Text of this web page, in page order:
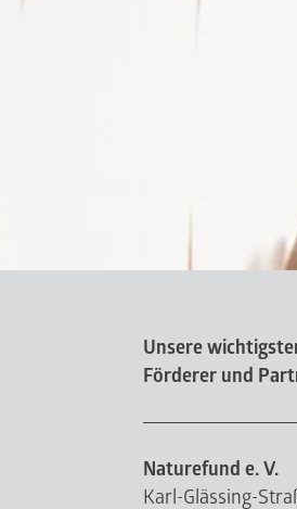
Unsere
Förderer und
Naturefund e. V.
Karl-Glässing-